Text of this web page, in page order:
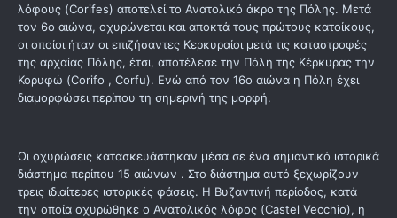
λόφους (Corifes) αποτελεί το Ανατολικό άκρο της Πόλης. Μετά
τον 6ο αιώνα, οχυρώνεται και αποκτά τους πρώτους κατοίκους,
οι οποίοι ήταν οι επιζήσαντες Κερκυραίοι μετά τις καταστροφές
της αρχαίας Πόλης, έτσι, αποτέλεσε την Πόλη της Κέρκυρας την
Κορυφώ (Corifo , Corfu). Ενώ από τον 16ο αιώνα η Πόλη έχει
διαμορφώσει περίπου τη σημερινή της μορφή.
Οι οχυρώσεις κατασκευάστηκαν μέσα σε ένα σημαντικό ιστορικά
διάστημα περίπου 15 αιώνων . Στο διάστημα αυτό ξεχωρίζουν
τρεις ιδιαίτερες ιστορικές φάσεις. Η Βυζαντινή περίοδος, κατά
την οποία οχυρώθηκε ο Ανατολικός λόφος (Castel Vecchio), η